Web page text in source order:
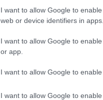
I want to allow Google to
web or device identifiers in apps.
I want to allow Google to
or app.
I want to allow Google to
I want to allow Google to